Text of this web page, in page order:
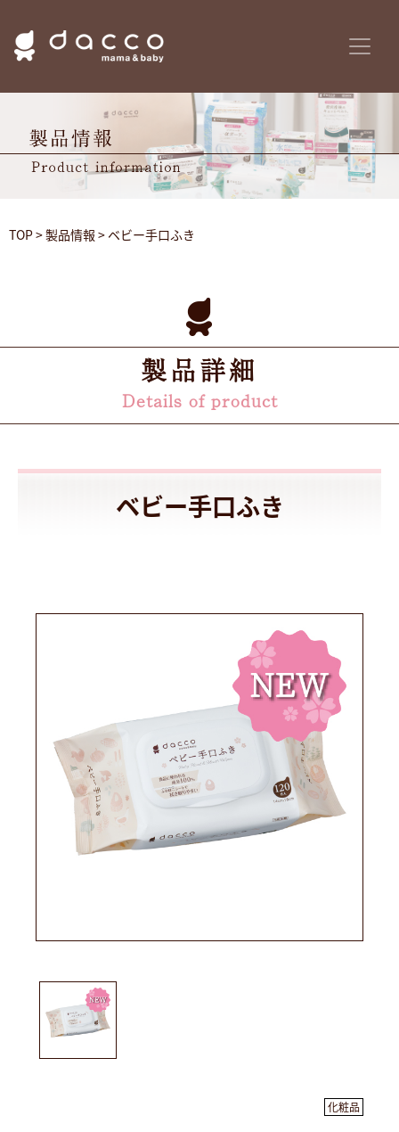
TOP>製品情報 > ベビー手口ふき
製品詳細
Details of product
ベビー手口ふき
化粧品